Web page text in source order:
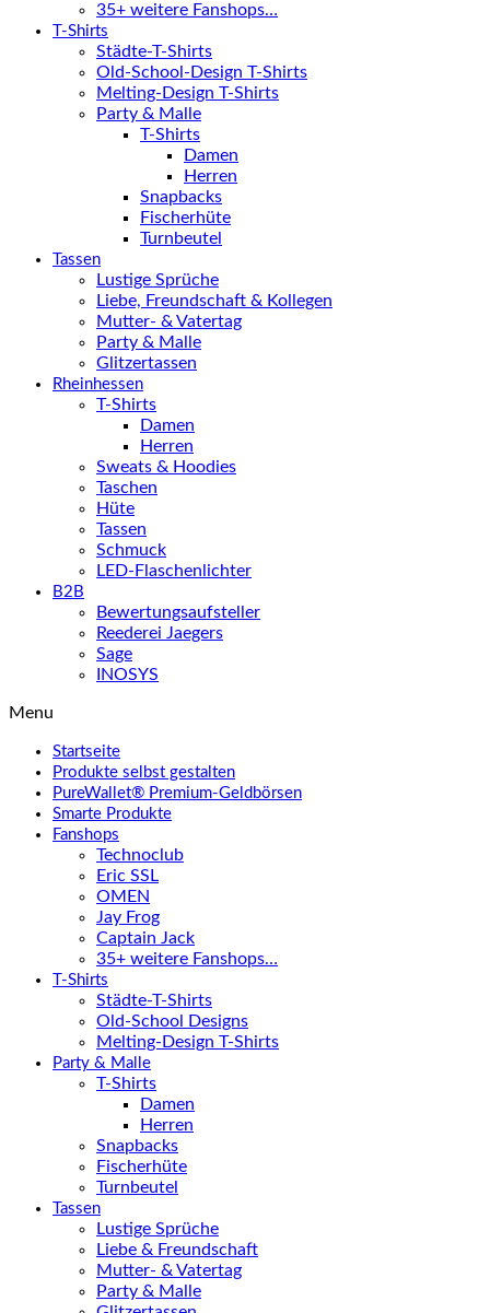
35+ weitere Fanshops…
T-Shirts
Städte-T-Shirts
Old-School-Design T-Shirts
Melting-Design T-Shirts
Party & Malle
T-Shirts
Damen
Herren
Snapbacks
Fischerhüte
Turnbeutel
Tassen
Lustige Sprüche
Liebe, Freundschaft & Kollegen
Mutter- & Vatertag
Party & Malle
Glitzertassen
Rheinhessen
T-Shirts
Damen
Herren
Sweats & Hoodies
Taschen
Hüte
Tassen
Schmuck
LED-Flaschenlichter
B2B
Bewertungsaufsteller
Reederei Jaegers
Sage
INOSYS
Menu
Startseite
Produkte selbst gestalten
PureWallet® Premium-Geldbörsen
Smarte Produkte
Fanshops
Technoclub
Eric SSL
OMEN
Jay Frog
Captain Jack
35+ weitere Fanshops…
T-Shirts
Städte-T-Shirts
Old-School Designs
Melting-Design T-Shirts
Party & Malle
T-Shirts
Damen
Herren
Snapbacks
Fischerhüte
Turnbeutel
Tassen
Lustige Sprüche
Liebe & Freundschaft
Mutter- & Vatertag
Party & Malle